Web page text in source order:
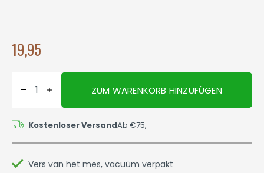
19,95
ZUM WARENKORB HINZUFÜGEN
Kostenloser VersandAb €75,-
Vers van het mes, vacuüm verpakt